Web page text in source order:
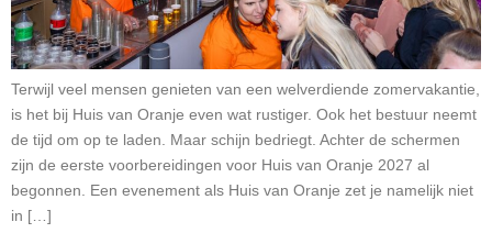
Terwijl veel mensen genieten van een welverdiende zomervakantie,
is het bij Huis van Oranje even wat rustiger. Ook het bestuur neemt
de tijd om op te laden. Maar schijn bedriegt. Achter de schermen
zijn de eerste voorbereidingen voor Huis van Oranje 2027 al
begonnen. Een evenement als Huis van Oranje zet je namelijk niet
in […]